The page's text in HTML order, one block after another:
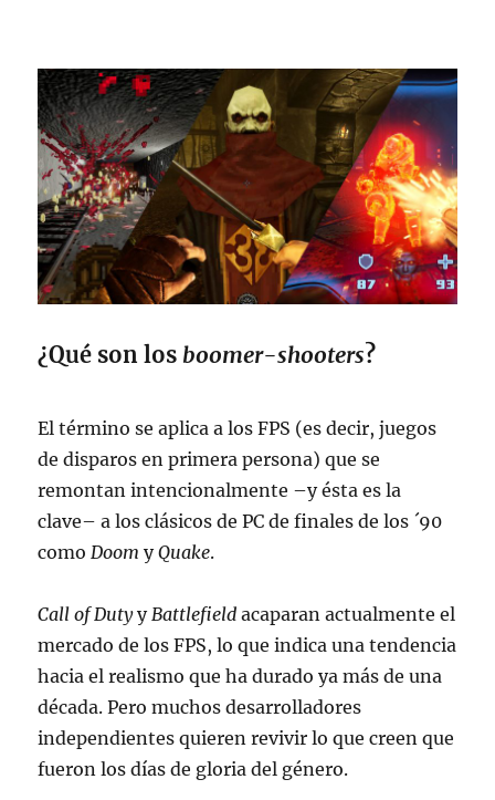
¿Qué son los boomer-shooters?
El término se aplica a los FPS (es decir, juegos
de disparos en primera persona) que se
remontan intencionalmente –y ésta es la
clave– a los clásicos de PC de finales de los ´90
comoDoom yQuake.
Call of DutyyBattlefield acaparan actualmente el
mercado de los FPS, lo que indica una tendencia
hacia el realismo que ha durado ya más de una
década. Pero muchos desarrolladores
independientes quieren revivir lo que creen que
fueron los días de gloria del género.